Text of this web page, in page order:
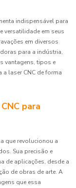
indispensável para
versatilidade em seus
em diversos
para a indústria,
vantagens, tipos e
laser CNC de forma
para
que revolucionou a
Sua precisão e
de aplicações, desde a
de obras de arte. A
que essa